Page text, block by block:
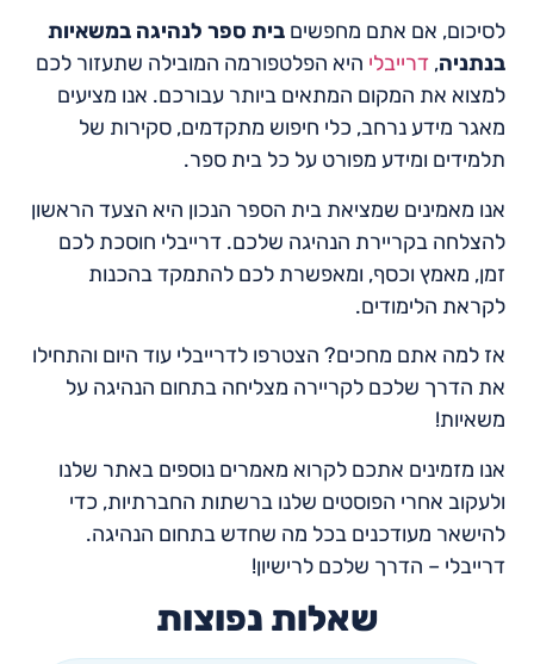
לסיכום, אם אתם מחפשים בית ספר לנהיגה במשאיות
בנתניה, דרייבלי היא הפלטפורמה המובילה שתעזור לכם
למצוא את המקום המתאים ביותר עבורכם. אנו מציעים
מאגר מידע נרחב, כלי חיפוש מתקדמים, סקירות של
תלמידים ומידע מפורט על כל בית ספר.
אנו מאמינים שמציאת בית הספר הנכון היא הצעד הראשון
להצלחה בקריירת הנהיגה שלכם. דרייבלי חוסכת לכם
זמן, מאמץ וכסף, ומאפשרת לכם להתמקד בהכנות
לקראת הלימודים.
אז למה אתם מחכים? הצטרפו לדרייבלי עוד היום והתחילו
את הדרך שלכם לקריירה מצליחה בתחום הנהיגה על
משאיות!
אנו מזמינים אתכם לקרוא מאמרים נוספים באתר שלנו
ולעקוב אחרי הפוסטים שלנו ברשתות החברתיות, כדי
להישאר מעודכנים בכל מה שחדש בתחום הנהיגה.
דרייבלי – הדרך שלכם לרישיון!
שאלות נפוצות